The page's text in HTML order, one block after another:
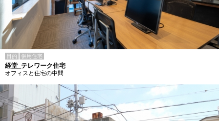
目的 併用住宅
経堂_テレワーク住宅
オフィスと住宅の中間